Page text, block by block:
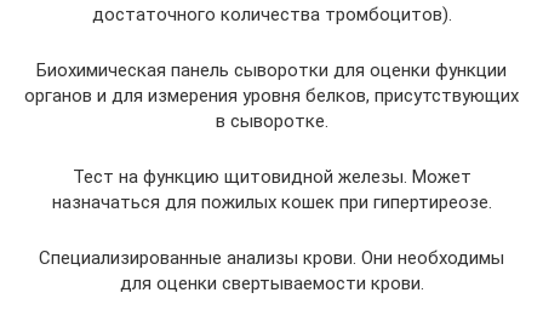
достаточного количества тромбоцитов).
Биохимическая панель сыворотки для оценки функции
органов и для измерения уровня белков, присутствующих
в сыворотке.
Тест на функцию щитовидной железы. Может
назначаться для пожилых кошек при гипертиреозе.
Специализированные анализы крови. Они необходимы
для оценки свертываемости крови.